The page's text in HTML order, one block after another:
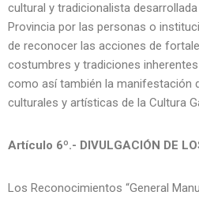
cultural y tradicionalista
Provincia por las personas o
de reconocer las acciones de
costumbres y tradiciones
como así también la manifestación
culturales y artísticas de la Cultura
Artículo 6º.- DIVULGACIÓN DE
Los Reconocimientos “General